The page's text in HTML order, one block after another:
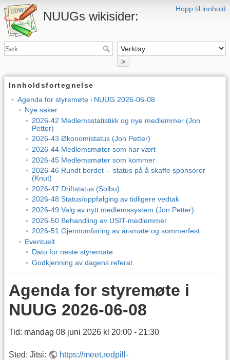
Hopp til innhold
NUUGs wikisider:
>
Innholdsfortegnelse
Agenda for styremøte i NUUG 2026-06-08
Nye saker
2026-42 Medlemsstatistikk og nye medlemmer (Jon
Petter)
2026-43 Økonomistatus (Jon Petter)
2026-44 Medlemsmøter som har vært
2026-45 Medlemsmøter som kommer
2026-46 Rundt bordet -- status på å skaffe sponsorer
(Knut)
2026-47 Driftstatus (Solbu)
2026-48 Status/oppfølging av tidligere vedtak
2026-49 Valg av nytt medlemssystem (Jon Petter)
2026-50 Behandling av USIT-medlemmer
2026-51 Gjennomføring av årsmøte og sommerfest
Eventuelt
Dato for neste styremøte
Godkjenning av dagens referat
Agenda for styremøte i
NUUG 2026-06-08
Tid: mandag 08 juni 2026 kl 20:00 - 21:30
Sted: Jitsi:
https://meet.redpill-